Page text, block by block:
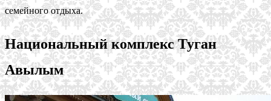
семейного отдыха.
Национальный комплекс Туган
Авылым